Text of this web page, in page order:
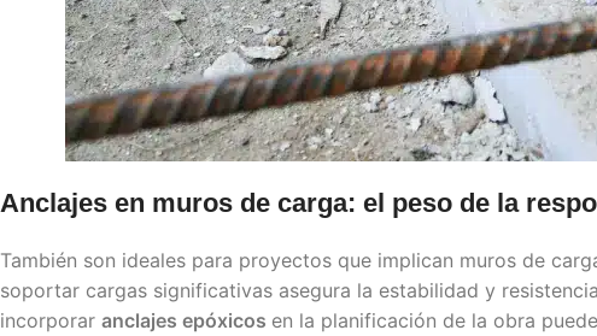
Anclajes en muros de carga: el peso de la
También son ideales para proyectos que implican muros de
soportar cargas significativas asegura la estabilidad y
incorporar anclajes epóxicos en la planificación de la obra